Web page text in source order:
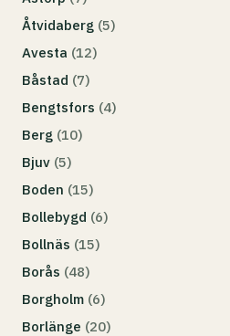
Åtvidaberg (5)
Avesta (12)
Båstad (7)
Bengtsfors (4)
Berg (10)
Bjuv (5)
Boden (15)
Bollebygd (6)
Bollnäs (15)
Borås (48)
Borgholm (6)
Borlänge (20)